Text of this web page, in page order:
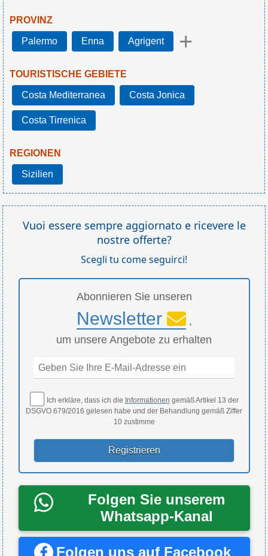
PROVINZ
Palermo Enna Agrigent +
TOURISTISCHE GEBIETE
Costa Mediterranea Costa Jonica
Costa Tirrenica
REGIONEN
Sizilien
Vuoi essere sempre aggiornato e ricevere le
nostre offerte?
Scegli tu come seguirci!
Abonnieren Sie unseren
Newsletter
,
um unsere Angebote zu erhalten
Ich erkläre, dass ich die Informationen gemäß Artikel 13 der
DSGVO 679/2016 gelesen habe und der Behandlung gemäß Ziffer
10 zustimme
Folgen Sie unserem
Whatsapp-Kanal
Folgen uns auf Facebook